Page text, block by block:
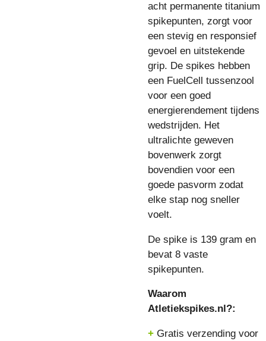
acht permanente titanium
spikepunten, zorgt voor
een stevig en responsief
gevoel en uitstekende
grip. De spikes hebben
een FuelCell tussenzool
voor een goed
energierendement tijdens
wedstrijden. Het
ultralichte geweven
bovenwerk zorgt
bovendien voor een
goede pasvorm zodat
elke stap nog sneller
voelt.
De spike is 139 gram en
bevat 8 vaste
spikepunten.
Waarom
Atletiekspikes.nl?:
+ Gratis verzending voor